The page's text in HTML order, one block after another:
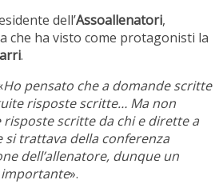
dell’Assoallenatori,
che ha visto come protagonisti la
.
Ho pensato che a domande scritte
risposte scritte… Ma non
scritte da chi e dirette a
si trattava della conferenza
dell’allenatore, dunque un
».